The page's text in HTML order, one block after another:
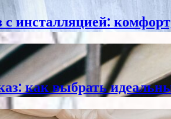
с инсталляцией:
как выбрать